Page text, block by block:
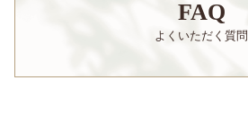
FAQ
よくいただく質問